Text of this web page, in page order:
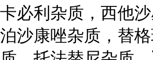
卡必利杂质，西他沙
泊沙康唑杂质，替